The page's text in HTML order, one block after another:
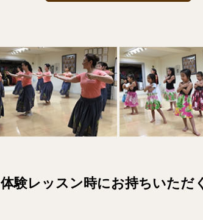
体験レッスン時にお持ちいただ